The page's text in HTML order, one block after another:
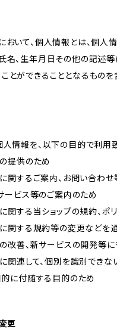
おいて、個人情報とは、個
名、生年月日その他の記述
とができることとなるものを
人情報を、以下の目的で利用致
の提供のため
に関するご案内、お問い合わ
サービス等のご案内のため
に関する当ショップの規約、
に関する規約等の変更などを
の改善、新サービスの開発等
に関連して、個別を識別で
的に付随する目的のため
更